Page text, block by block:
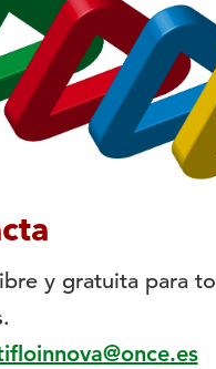
y gratuita para